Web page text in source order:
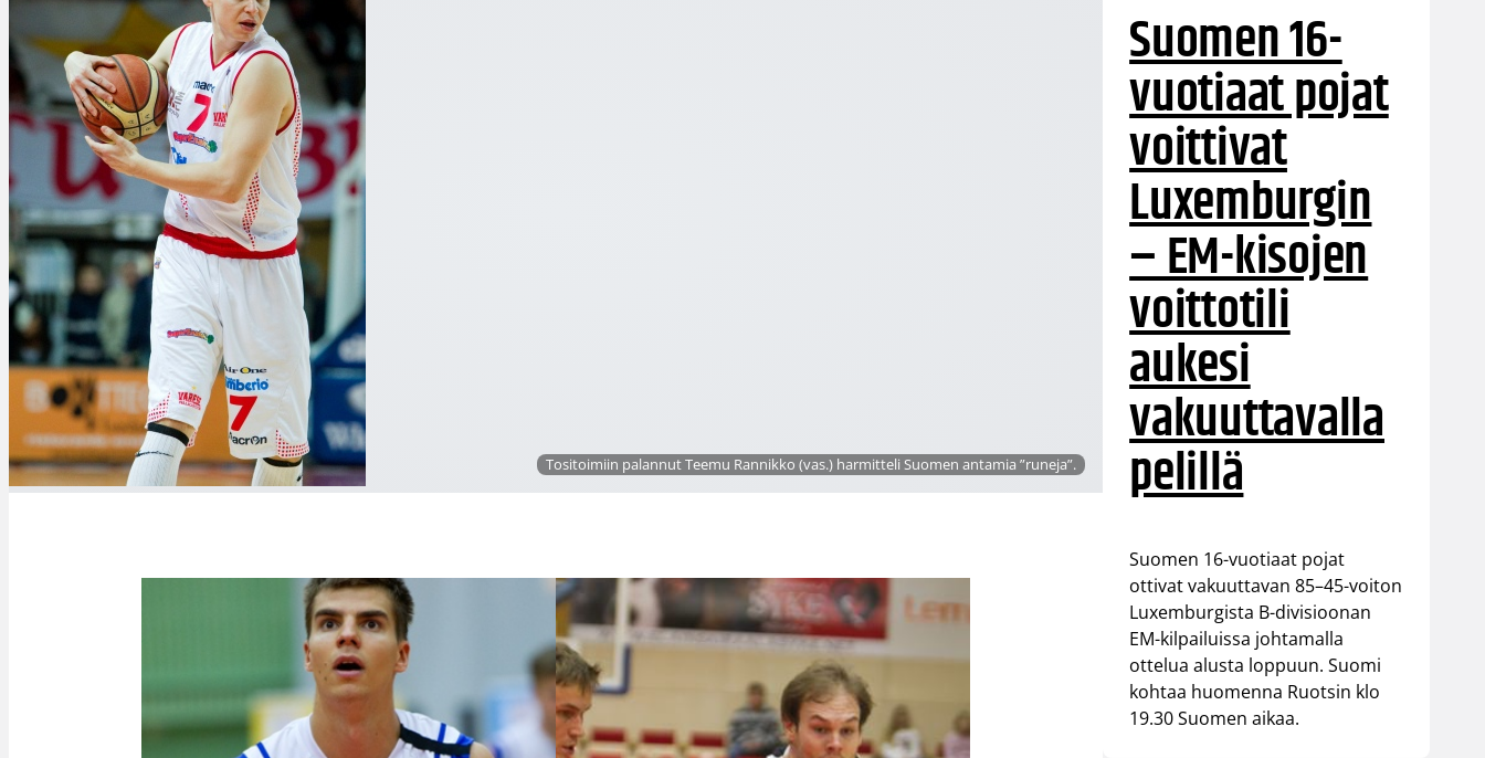
Tositoimiin palannut Teemu Rannikko (vas.) harmitteli Suomen antamia ”runeja”.
Suomen 16-
vuotiaat pojat
voittivat
Luxemburgin
– EM-kisojen
voittotili
aukesi
vakuuttavalla
pelillä
Suomen 16-vuotiaat pojat
ottivat vakuuttavan 85–45-voiton
Luxemburgista B-divisioonan
EM-kilpailuissa johtamalla
ottelua alusta loppuun. Suomi
kohtaa huomenna Ruotsin klo
19.30 Suomen aikaa.